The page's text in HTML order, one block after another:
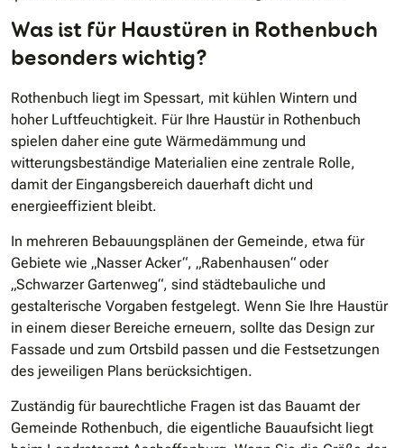
Was ist für Haustüren in Rothenbuch
besonders wichtig?
Rothenbuch liegt im Spessart, mit kühlen Wintern und
hoher Luftfeuchtigkeit. Für Ihre Haustür in Rothenbuch
spielen daher eine gute Wärmedämmung und
witterungsbeständige Materialien eine zentrale Rolle,
damit der Eingangsbereich dauerhaft dicht und
energieeffizient bleibt.
In mehreren Bebauungsplänen der Gemeinde, etwa für
Gebiete wie „Nasser Acker“, „Rabenhausen“ oder
„Schwarzer Gartenweg“, sind städtebauliche und
gestalterische Vorgaben festgelegt. Wenn Sie Ihre Haustür
in einem dieser Bereiche erneuern, sollte das Design zur
Fassade und zum Ortsbild passen und die Festsetzungen
des jeweiligen Plans berücksichtigen.
Zuständig für baurechtliche Fragen ist das Bauamt der
Gemeinde Rothenbuch, die eigentliche Bauaufsicht liegt